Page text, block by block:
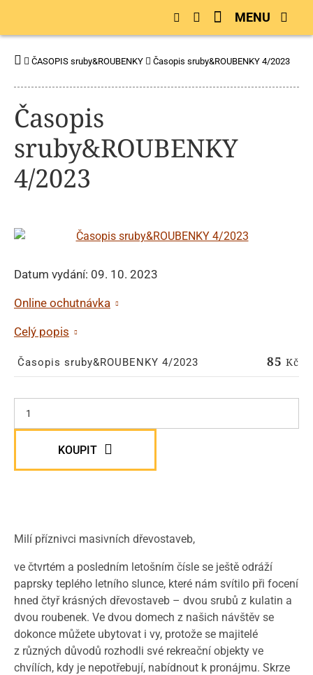
ČASOPIS sruby&ROUBENKY Časopis sruby&ROUBENKY 4/2023
Časopis
sruby&ROUBENKY
4/2023
Datum vydání: 09. 10. 2023
Online ochutnávka
Celý popis
Časopis sruby&ROUBENKY 4/2023 85 Kč
KOUPIT
Milí příznivci masivních dřevostaveb,
ve čtvrtém a posledním letošním čísle se ještě odráží
paprsky teplého letního slunce, které nám svítilo při focení
hned čtyř krásných dřevostaveb – dvou srubů z kulatin a
dvou roubenek. Ve dvou domech z našich návštěv se
dokonce můžete ubytovat i vy, protože se majitelé
z různých důvodů rozhodli své rekreační objekty ve
chvílích, kdy je nepotřebují, nabídnout k pronájmu. Skrze
MENU